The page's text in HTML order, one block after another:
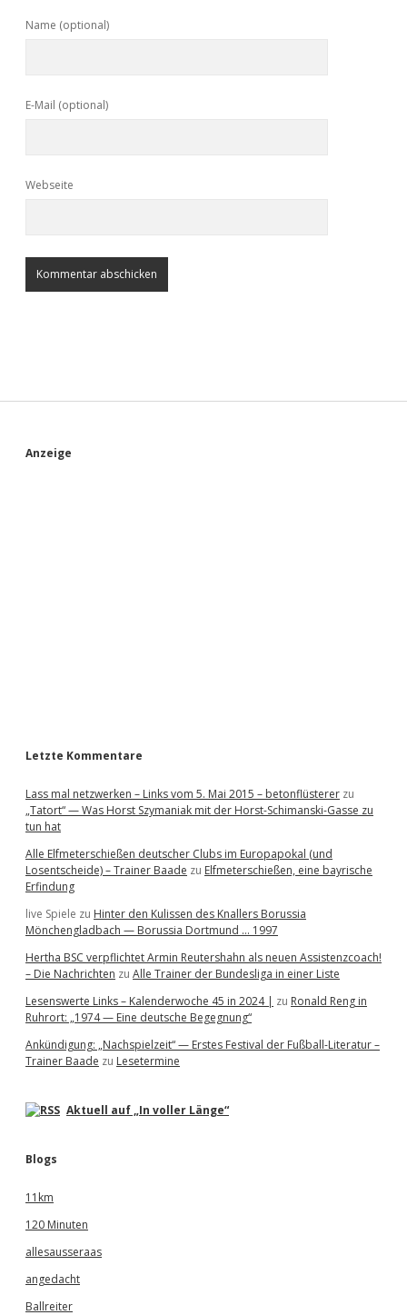
Name (optional)
E-Mail (optional)
Webseite
S
Anzeige
Letzte Kommentare
Lass mal netzwerken – Links vom 5. Mai 2015 – betonflüsterer zu
„Tatort“ — Was Horst Szymaniak mit der Horst-Schimanski-Gasse zu
tun hat
Alle Elfmeterschießen deutscher Clubs im Europapokal (und
Losentscheide) – Trainer Baade zu Elfmeterschießen, eine bayrische
Erfindung
live Spiele zu Hinter den Kulissen des Knallers Borussia
Mönchengladbach — Borussia Dortmund … 1997
Hertha BSC verpflichtet Armin Reutershahn als neuen Assistenzcoach!
– Die Nachrichten zu Alle Trainer der Bundesliga in einer Liste
Lesenswerte Links – Kalenderwoche 45 in 2024 | zu Ronald Reng in
Ruhrort: „1974 — Eine deutsche Begegnung“
Ankündigung: „Nachspielzeit“ — Erstes Festival der Fußball-Literatur –
Trainer Baade zu Lesetermine
Aktuell auf „In voller Länge“
Blogs
11km
120 Minuten
allesausseraas
angedacht
Ballreiter